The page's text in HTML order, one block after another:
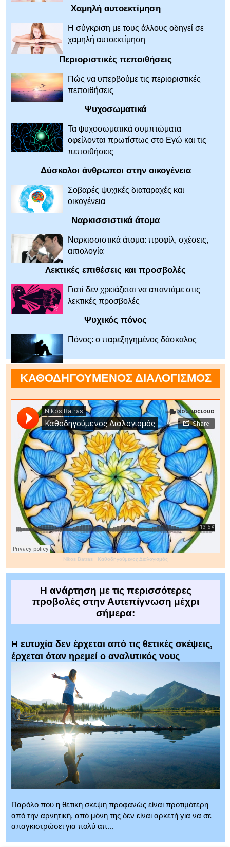
Χαμηλή αυτοεκτίμηση
Η σύγκριση με τους άλλους οδηγεί σε
χαμηλή αυτοεκτίμηση
Περιοριστικές πεποιθήσεις
Πώς να υπερβούμε τις περιοριστικές
πεποιθήσεις
Ψυχοσωματικά
Τα ψυχοσωματικά συμπτώματα
οφείλονται πρωτίστως στο Εγώ και τις
πεποιθήσεις
Δύσκολοι άνθρωποι στην οικογένεια
Σοβαρές ψυχικές διαταραχές και
οικογένεια
Ναρκισσιστικά άτομα
Ναρκισσιστικά άτομα: προφίλ, σχέσεις,
αιτιολογία
Λεκτικές επιθέσεις και προσβολές
Γιατί δεν χρειάζεται να απαντάμε στις
λεκτικές προσβολές
Ψυχικός πόνος
Πόνος: ο παρεξηγημένος δάσκαλος
ΚΑΘΟΔΗΓΟΥΜΕΝΟΣ ΔΙΑΛΟΓΙΣΜΟΣ
Nikos Batras · Καθοδηγούμενος Διαλογισμός
Η ανάρτηση με τις περισσότερες
προβολές στην Αυτεπίγνωση μέχρι
σήμερα:
Η ευτυχία δεν έρχεται από τις θετικές σκέψεις,
έρχεται όταν ηρεμεί ο αναλυτικός νους
Παρόλο που η θετική σκέψη προφανώς είναι προτιμότερη
από την αρνητική, από μόνη της δεν είναι αρκετή για να σε
απαγκιστρώσει για πολύ απ...